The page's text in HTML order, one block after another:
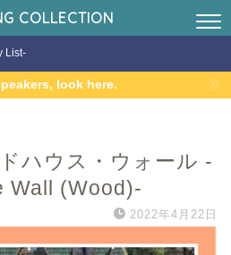
COLLECTION
List-
look here.
ハウス・ウォール -
Wall (Wood)-
2022年4月22日